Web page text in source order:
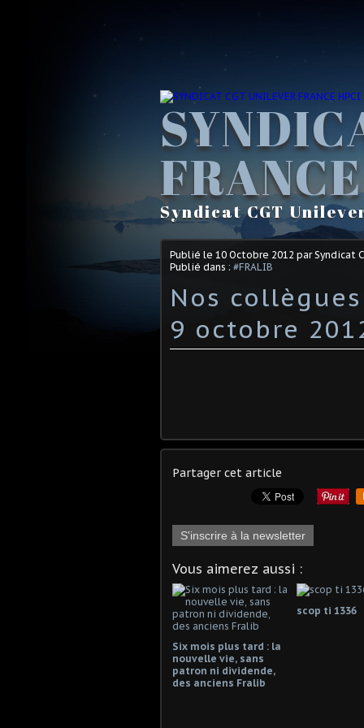
Syndicat CGT
Publié le 10 Octobre 2012 par Syndicat
Publié dans : #FRALIB
Nos collègues
9 octobre
Partager cet article
S'inscrire à la newsletter
Vous aimerez aussi :
Six mois plus tard : la
nouvelle vie, sans
patron ni dividende,
des anciens Fralib
scop ti 1336